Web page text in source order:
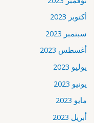
أكتوبر 2023
سبتمبر 2023
أغسطس 2023
يوليو 2023
يونيو 2023
مايو 2023
أبريل 2023